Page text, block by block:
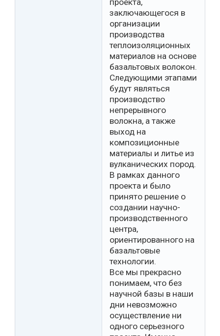
заключающегося в
организации
производства
теплоизоляционных
материалов на основе
базальтовых волокон.
Следующими этапами
будут являться
производство
непрерывного
волокна, а также
выход на
композиционные
материалы и литье из
вулканических пород.
В рамках данного
проекта и было
принято решение о
создании научно-
производственного
центра,
ориентированного на
базальтовые
технологии.
Все мы прекрасно
понимаем, что без
научной базы в наши
дни невозможно
осуществление ни
одного серьезного